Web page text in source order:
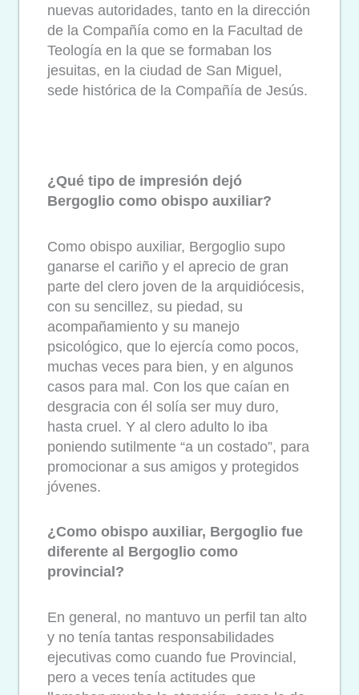
nuevas autoridades, tanto en la dirección
de la Compañía como en la Facultad de
Teología en la que se formaban los
jesuitas, en la ciudad de San Miguel,
sede histórica de la Compañía de Jesús.
¿Qué tipo de impresión dejó
Bergoglio como obispo auxiliar?
Como obispo auxiliar, Bergoglio supo
ganarse el cariño y el aprecio de gran
parte del clero joven de la arquidiócesis,
con su sencillez, su piedad, su
acompañamiento y su manejo
psicológico, que lo ejercía como pocos,
muchas veces para bien, y en algunos
casos para mal. Con los que caían en
desgracia con él solía ser muy duro,
hasta cruel. Y al clero adulto lo iba
poniendo sutilmente “a un costado”, para
promocionar a sus amigos y protegidos
jóvenes.
¿Como obispo auxiliar, Bergoglio fue
diferente al Bergoglio como
provincial?
En general, no mantuvo un perfil tan alto
y no tenía tantas responsabilidades
ejecutivas como cuando fue Provincial,
pero a veces tenía actitudes que